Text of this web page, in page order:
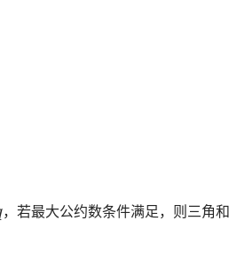
，若最大公约数条件满足，则三角